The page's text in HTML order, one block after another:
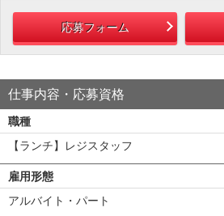
応募フォーム
仕事内容・応募資格
職種
【ランチ】レジスタッフ
雇用形態
アルバイト・パート